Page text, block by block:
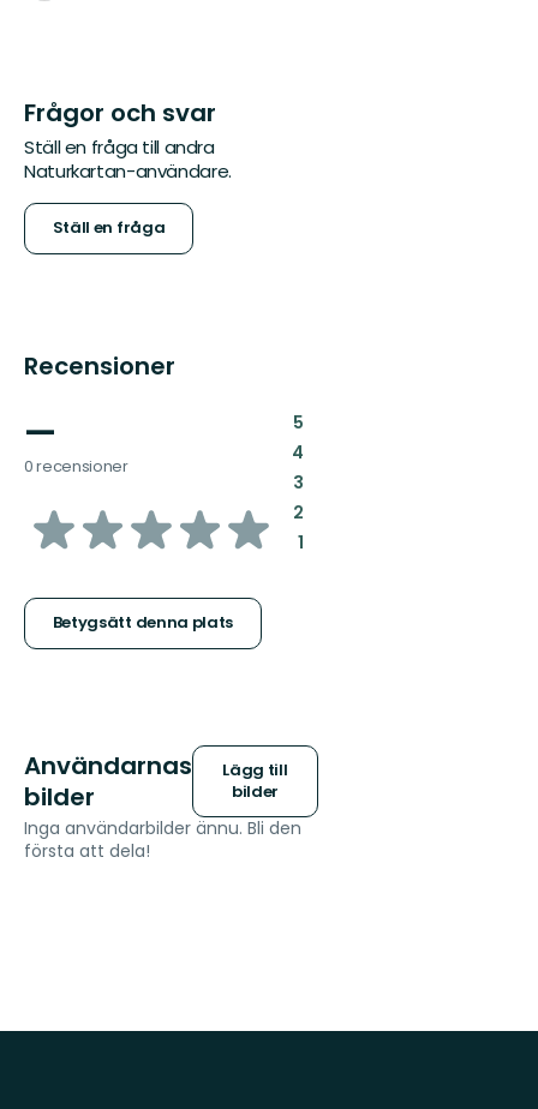
Frågor och svar
Ställ en fråga till andra
Naturkartan-användare.
Ställ en fråga
Recensioner
—
0 recensioner
av
stjärnor
Betygsätt denna plats
5:
4:
3:
2:
1:
Användarnas
bilder
Lägg till
bilder
Inga användarbilder ännu. Bli den
första att dela!